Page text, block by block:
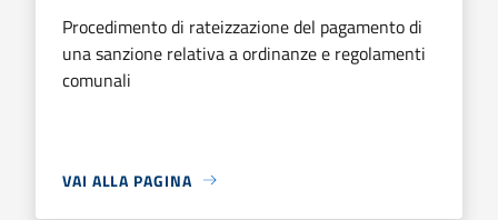
Procedimento di rateizzazione del pagamento di
una sanzione relativa a ordinanze e regolamenti
comunali
VAI ALLA PAGINA